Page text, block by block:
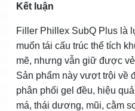
Kết luận
Filler Phillex SubQ Plus là
muốn tái cấu trúc thể tích
mẽ, nhưng vẫn giữ được
Sản phẩm này vượt trội về
phân phối gel đều, hiệu
má, thái dương, mũi, cằm